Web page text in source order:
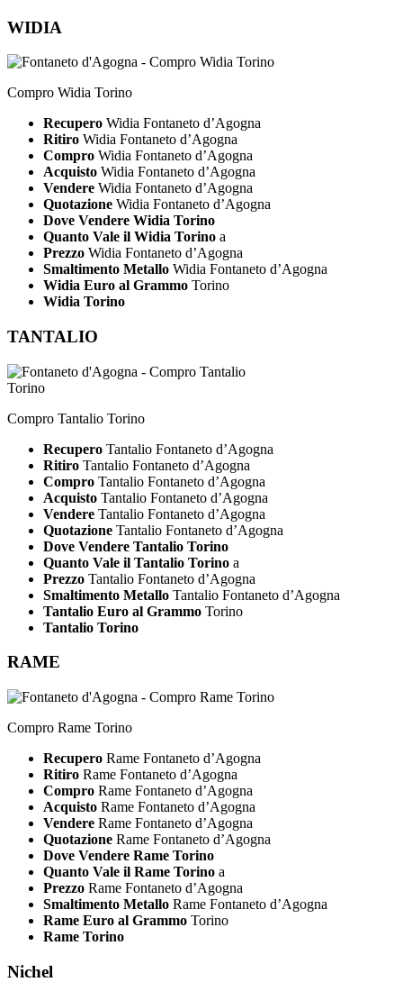
WIDIA
Compro Widia Torino
Recupero Widia Fontaneto d’Agogna
Ritiro Widia Fontaneto d’Agogna
Compro Widia Fontaneto d’Agogna
Acquisto Widia Fontaneto d’Agogna
Vendere Widia Fontaneto d’Agogna
Quotazione Widia Fontaneto d’Agogna
Dove Vendere Widia Torino
Quanto Vale il Widia Torino a
Prezzo Widia Fontaneto d’Agogna
Smaltimento Metallo Widia Fontaneto d’Agogna
Widia Euro al Grammo Torino
Widia Torino
TANTALIO
Compro Tantalio Torino
Recupero Tantalio Fontaneto d’Agogna
Ritiro Tantalio Fontaneto d’Agogna
Compro Tantalio Fontaneto d’Agogna
Acquisto Tantalio Fontaneto d’Agogna
Vendere Tantalio Fontaneto d’Agogna
Quotazione Tantalio Fontaneto d’Agogna
Dove Vendere Tantalio Torino
Quanto Vale il Tantalio Torino a
Prezzo Tantalio Fontaneto d’Agogna
Smaltimento Metallo Tantalio Fontaneto d’Agogna
Tantalio Euro al Grammo Torino
Tantalio Torino
RAME
Compro Rame Torino
Recupero Rame Fontaneto d’Agogna
Ritiro Rame Fontaneto d’Agogna
Compro Rame Fontaneto d’Agogna
Acquisto Rame Fontaneto d’Agogna
Vendere Rame Fontaneto d’Agogna
Quotazione Rame Fontaneto d’Agogna
Dove Vendere Rame Torino
Quanto Vale il Rame Torino a
Prezzo Rame Fontaneto d’Agogna
Smaltimento Metallo Rame Fontaneto d’Agogna
Rame Euro al Grammo Torino
Rame Torino
Nichel